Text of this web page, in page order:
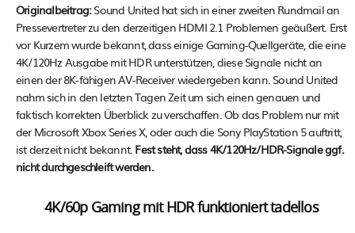
Originalbeitrag:Sound United hat sich in einer zweiten Rundmail an
Pressevertreter zu den derzeitigen HDMI 2.1 Problemen geäußert. Erst
vor Kurzem wurde bekannt, dass einige Gaming-Quellgeräte, die eine
4K/120Hz Ausgabe mit HDR unterstützen, diese Signale nicht an
einen der 8K-fähigen AV-Receiver wiedergeben kann. Sound United
nahm sich in den letzten Tagen Zeit um sich einen genauen und
faktisch korrekten Überblick zu verschaffen. Ob das Problem nur mit
der Microsoft Xbox Series X, oder auch die Sony PlayStation 5 auftritt,
ist derzeit nicht bekannt. Fest steht, dass 4K/120Hz/HDR-Signale ggf.
nicht durchgeschleift werden.
4K/60p Gaming mit HDR funktioniert tadellos